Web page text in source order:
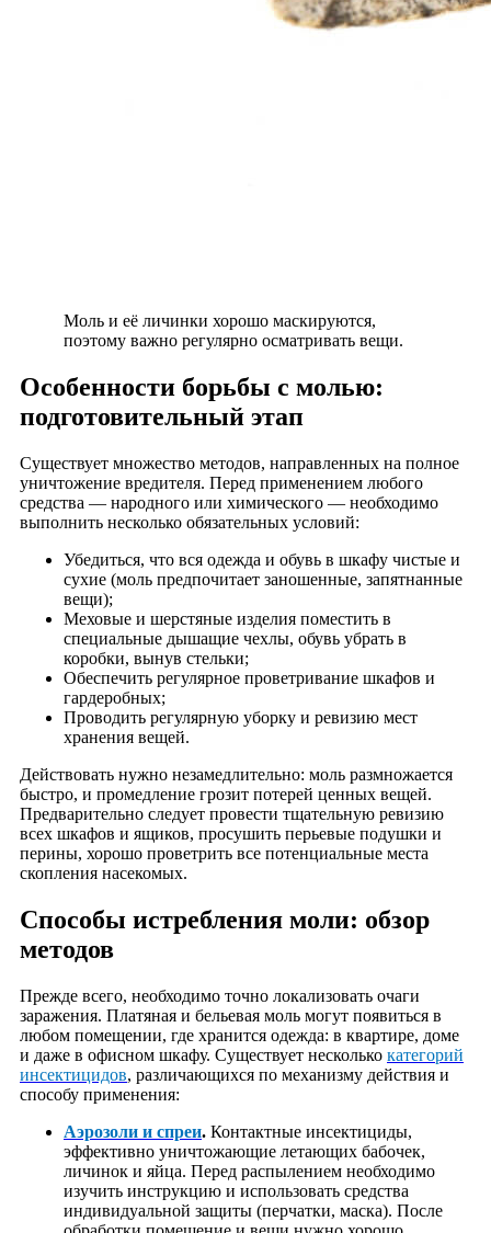
Моль и её личинки хорошо маскируются,
поэтому важно регулярно осматривать вещи.
Особенности борьбы с молью:
подготовительный этап
Существует множество методов, направленных на полное
уничтожение вредителя. Перед применением любого
средства — народного или химического — необходимо
выполнить несколько обязательных условий:
Убедиться, что вся одежда и обувь в шкафу чистые и
сухие (моль предпочитает заношенные, запятнанные
вещи);
Меховые и шерстяные изделия поместить в
специальные дышащие чехлы, обувь убрать в
коробки, вынув стельки;
Обеспечить регулярное проветривание шкафов и
гардеробных;
Проводить регулярную уборку и ревизию мест
хранения вещей.
Действовать нужно незамедлительно: моль размножается
быстро, и промедление грозит потерей ценных вещей.
Предварительно следует провести тщательную ревизию
всех шкафов и ящиков, просушить перьевые подушки и
перины, хорошо проветрить все потенциальные места
скопления насекомых.
Способы истребления моли: обзор
методов
Прежде всего, необходимо точно локализовать очаги
заражения. Платяная и бельевая моль могут появиться в
любом помещении, где хранится одежда: в квартире, доме
и даже в офисном шкафу. Существует несколько категорий
инсектицидов, различающихся по механизму действия и
способу применения:
Аэрозоли и спреи. Контактные инсектициды,
эффективно уничтожающие летающих бабочек,
личинок и яйца. Перед распылением необходимо
изучить инструкцию и использовать средства
индивидуальной защиты (перчатки, маска). После